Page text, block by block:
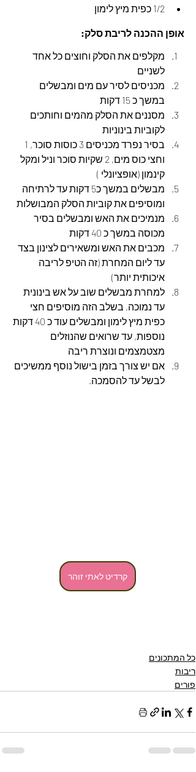
1/2 כפית מיץ לימון
אופן ההכנה לריבת סלק:
מקלפים את הסלק וחוצים כל אחד
לשניים
מכניסים לסיר עם מים ומבשלים
במשך כ 15 דקות
מסננים את הסלק מהמים וחותכים
לקוביות בינוניות
וחצי כוס מים, 2 שקיות סוכר וניל ומקל
קינמון (אופציונלי )
מבשלים במשך כ5 דקות עד לרתיחה
ומוסיפים את קוביות הסלק המבושלות
מנמיכים את האש ומבשלים בסיר
מכוסה במשך כ 40 דקות
מכבים את האש ומשאירים לצינון בצד
עד ליום המחרת (זה הטיפ לריבה
איכותית יותר)
למחרת מבשלים שוב על אש בינונית
עד נמוכה, בשלב הזה מוסיפים חצי
כפית מיץ לימון ומבשלים עוד כ 40 דקות
נוספות, עד שרואים שהנוזלים
מצטמצמים ונוצרת ריבה
אם יש צורך בזמן בישול נוסף ממשיכים
לבשל עד להסמכה.
קרדיט לאתי זוהר
כל המתכונים
ריבות
פורים